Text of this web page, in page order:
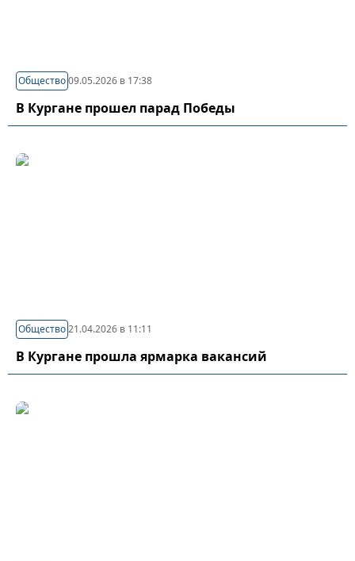
Общество09.05.2026 в 17:38
В Кургане прошел парад Победы
Общество21.04.2026 в 11:11
В Кургане прошла ярмарка вакансий